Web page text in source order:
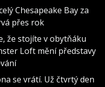
Chesapeake Bay za
přes rok
že stojíte v obytňáku
Loft mění představy
se vrátí. Už čtvrtý den